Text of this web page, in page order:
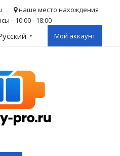
наше место нахождения
--10:00 - 18:00
▼ Мой аккаунт